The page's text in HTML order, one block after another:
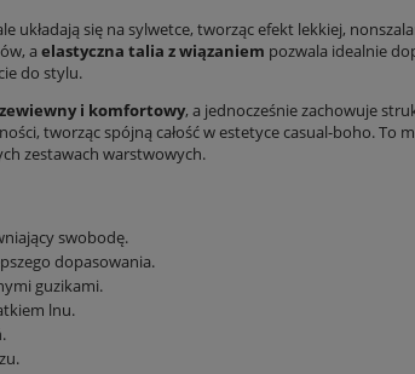
układają się na sylwetce, tworząc efekt lekkiej,
a elastyczna talia z wiązaniem pozwala idealnie
do stylu.
i komfortowy, a jednocześnie zachowuje
tworząc spójną całość w estetyce casual-boho. To
zestawach warstwowych.
swobodę.
dopasowania.
guzikami.
lnu.